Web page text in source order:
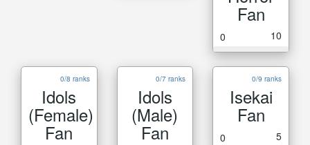
Fan
0 10
0/8 ranks
Idols
(Female)
Fan
0/7 ranks
Idols
(Male)
Fan
0/9 ranks
Isekai
Fan
0 5